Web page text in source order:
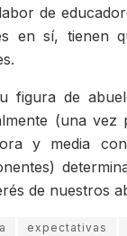
de
en sí, tienen
figura de
(una vez
y media
de nuestros
expectativas